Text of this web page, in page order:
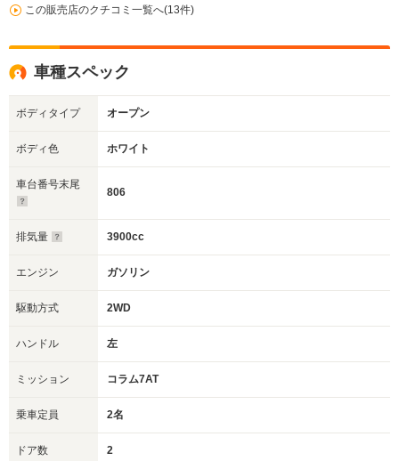
この販売店のクチコミ一覧へ(13件)
車種スペック
ボディタイプ オープン
ボディ色 ホワイト
車台番号末尾
806
排気量 3900cc
エンジン ガソリン
駆動方式 2WD
ハンドル 左
ミッション コラム7AT
乗車定員 2名
ドア数 2